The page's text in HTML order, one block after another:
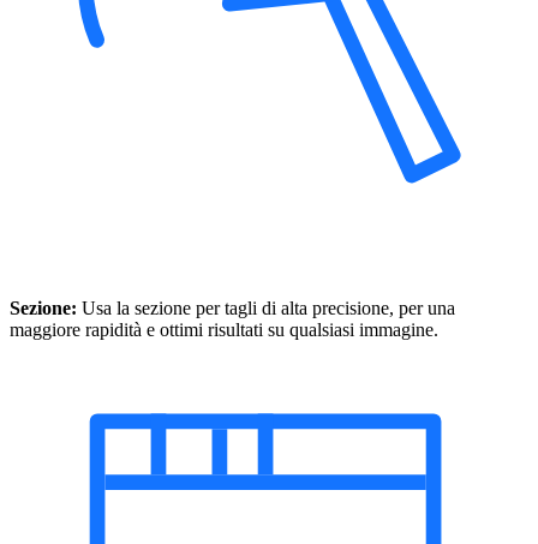
Sezione: Usa la sezione per tagli di alta precisione, per una
maggiore rapidità e ottimi risultati su qualsiasi immagine.